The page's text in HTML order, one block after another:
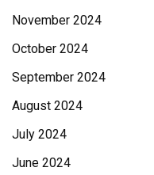
November 2024
October 2024
September 2024
August 2024
July 2024
June 2024